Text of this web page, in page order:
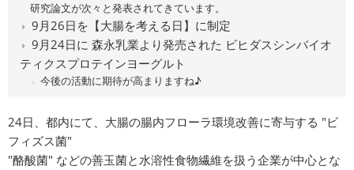
研究論文が次々と発表されてきています。
9月26日を【大腸を考える日】に制定
9月24日に 森永乳業より発売された ビヒダスシンバイオ
ティクスプロテインヨーグルト
今後の活動に期待が高まりますね♪
24日、都内にて、大腸の腸内フローラ環境改善に寄与する "ビ
フィズス菌"
"酪酸菌" などの善玉菌と水溶性食物繊維を扱う企業が中心とな